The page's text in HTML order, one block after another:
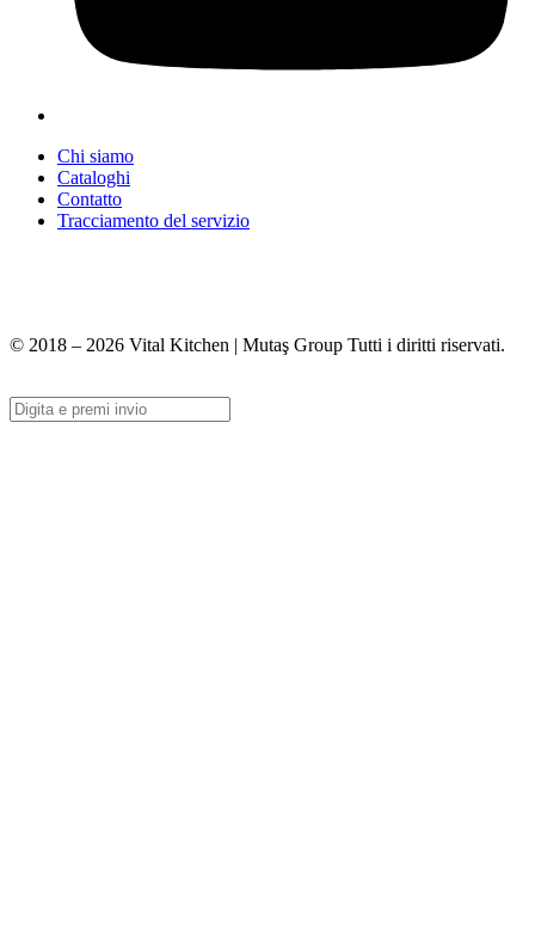
Chi siamo
Cataloghi
Contatto
Tracciamento del servizio
© 2018 – 2026 Vital Kitchen | Mutaş Group Tutti i diritti riservati.